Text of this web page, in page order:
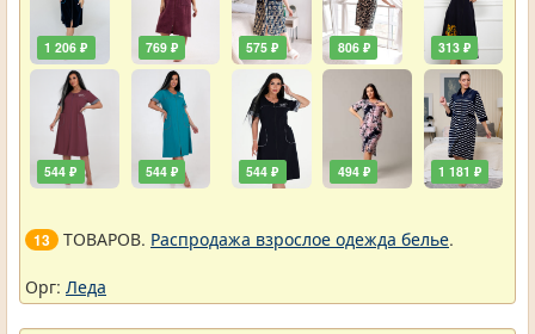
1 206 ₽
544 ₽
769 ₽
544 ₽
575 ₽
544 ₽
806 ₽
494 ₽
313 ₽
1 181 ₽
13 ТОВАРОВ. Распродажа взрослое одежда белье.
Орг: Леда